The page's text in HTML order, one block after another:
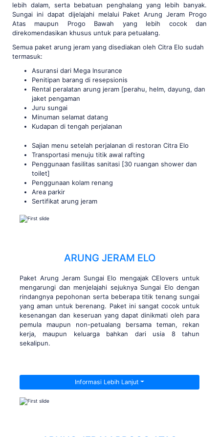
lebih dalam, serta bebatuan penghalang yang lebih banyak.
Sungai ini dapat dijelajahi melalui Paket Arung Jeram Progo
Atas maupun Progo Bawah yang lebih cocok dan
direkomendasikan khusus untuk para petualang.
Semua paket arung jeram yang disediakan oleh Citra Elo sudah
termasuk:
Asuransi dari Mega Insurance
Penitipan barang di resepsionis
Rental peralatan arung jeram [perahu, helm, dayung, dan
jaket pengaman
Juru sungai
Minuman selamat datang
Kudapan di tengah perjalanan
Sajian menu setelah perjalanan di restoran Citra Elo
Transportasi menuju titik awal rafting
Penggunaan fasilitas sanitasi [30 ruangan shower dan
toilet]
Penggunaan kolam renang
Area parkir
Sertifikat arung jeram
ARUNG JERAM ELO
Paket Arung Jeram Sungai Elo mengajak CElovers untuk
mengarungi dan menjelajahi sejuknya Sungai Elo dengan
rindangnya pepohonan serta beberapa titik tenang sungai
yang aman untuk berenang. Paket ini sangat cocok untuk
kesenangan dan keseruan yang dapat dinikmati oleh para
pemula maupun non-petualang bersama teman, rekan
kerja, maupun keluarga bahkan dari usia 8 tahun
sekalipun.
Informasi Lebih Lanjut